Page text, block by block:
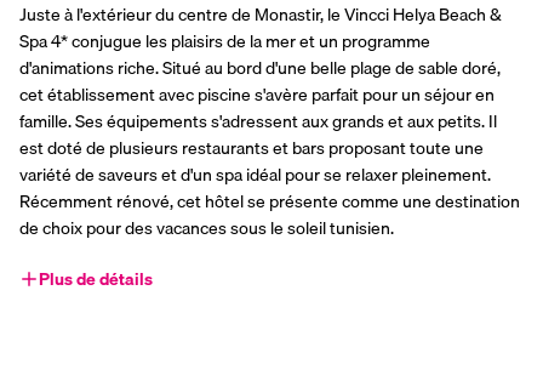
Juste à l'extérieur du centre de Monastir, le Vincci Helya Beach &
Spa 4* conjugue les plaisirs de la mer et un programme
d'animations riche. Situé au bord d'une belle plage de sable doré,
cet établissement avec piscine s'avère parfait pour un séjour en
famille. Ses équipements s'adressent aux grands et aux petits. Il
est doté de plusieurs restaurants et bars proposant toute une
variété de saveurs et d'un spa idéal pour se relaxer pleinement.
Récemment rénové, cet hôtel se présente comme une destination
de choix pour des vacances sous le soleil tunisien.
Plus de détails